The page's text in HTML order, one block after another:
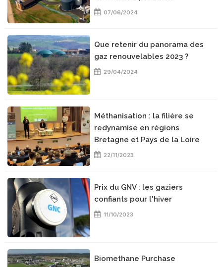
07/06/2024
Que retenir du panorama des
gaz renouvelables 2023 ?
29/04/2024
Méthanisation : la filière se
redynamise en régions
Bretagne et Pays de la Loire
22/11/2023
Prix du GNV : les gaziers
confiants pour l'hiver
11/10/2023
Biomethane Purchase